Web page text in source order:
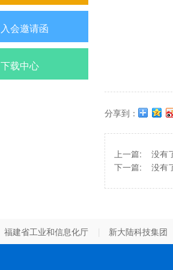
入会邀请函
下载中心
分享到：
上一篇:
没有
下一篇:
没有
福建省工业和信息化厅 新大陆科技集团